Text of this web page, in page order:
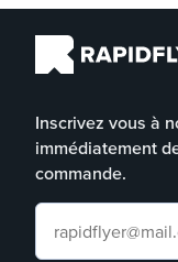
Inscrivez vous à
immédiatement
commande.